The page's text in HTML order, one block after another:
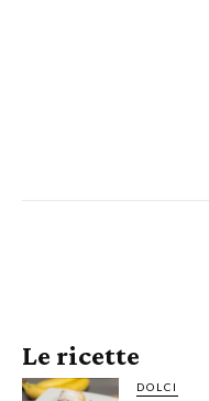
Le ricette
DOLCI